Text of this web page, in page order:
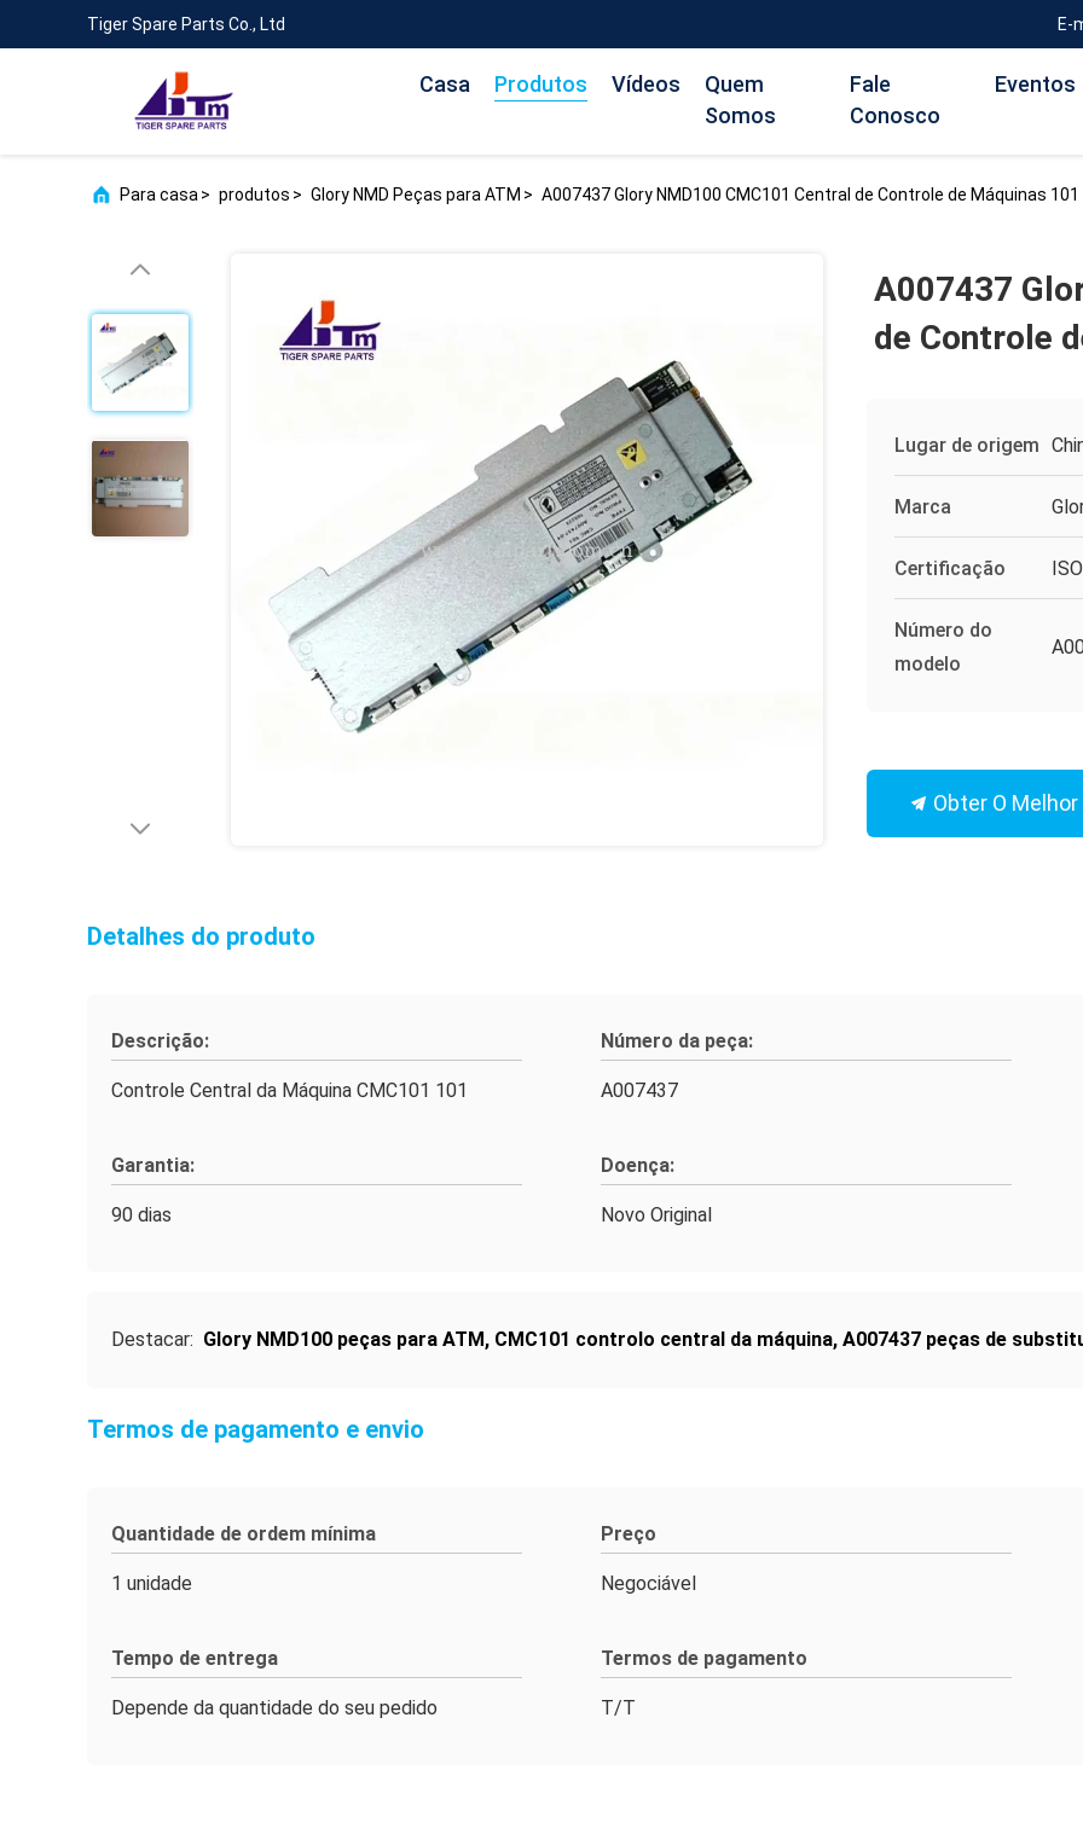
Tiger Spare Parts Co., Ltd E-
Casa Produtos Vídeos
Quem
Somos
Fale
Conosco
Eventos
Para casa > produtos > Glory NMD Peças para ATM > A007437 Glory NMD100 CMC101 Central de Controle de Máquinas
A007437
de Controle
Lugar de origem
Marca
Certificação
Número do
modelo
Obter O
Detalhes do produto
Descrição:
Controle Central da Máquina CMC101 101
Número da peça:
A007437
Garantia:
90 dias
Doença:
Novo Original
Destacar: Glory NMD100 peças para ATM, CMC101 controlo central da máquina, A007437 peças de
Termos de pagamento e envio
Quantidade de ordem mínima
1 unidade
Preço
Negociável
Tempo de entrega
Depende da quantidade do seu pedido
Termos de pagamento
T/T